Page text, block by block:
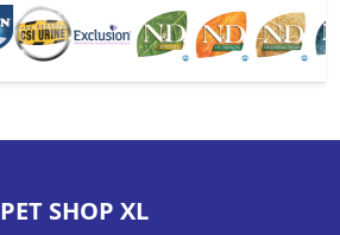
PET SHOP XL